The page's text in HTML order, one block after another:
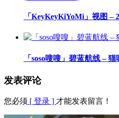
「KeyKeyKiYoMi」视图 –
「soso嗖嗖」碧蓝航线 –
发表评论
您必须 [ 登录 ] 才能发表留言！